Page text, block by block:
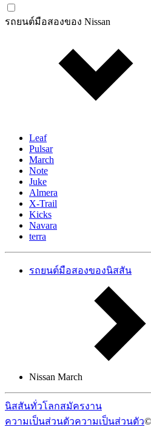
รถยนต์มือสองของ Nissan
Leaf
Pulsar
March
Note
Juke
Almera
X-Trail
Kicks
Navara
terra
รถยนต์มือสองของนิสสัน
Nissan March
นิสสันทั่วโลกสมัครงาน
ความเป็นส่วนตัวความเป็นส่วนตัว©